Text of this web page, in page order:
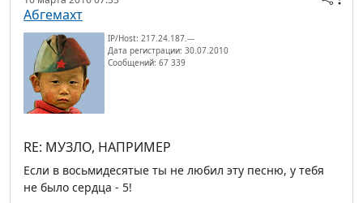
Абгемахт
IP/Host: 217.24.187.---
Дата регистрации: 30.07.2010
Сообщений: 67 339
RE: МУЗЛО, НАПРИМЕР
Если в восьмидесятые ты не любил эту песню, у тебя
не было сердца - 5!